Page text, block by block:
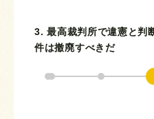
3. 最高裁判所で違憲と判
件は撤廃すべきだ